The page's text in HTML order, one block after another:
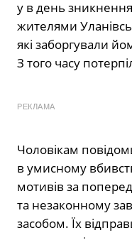
у в день зникнення
жителями
які заборгували
З того часу
РЕКЛАМА
Чоловікам
в умисному
мотивів за
та незаконному
засобом. Їх